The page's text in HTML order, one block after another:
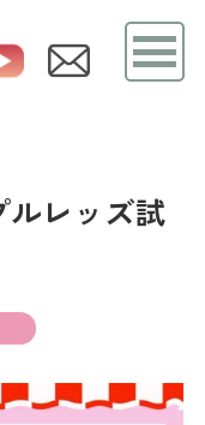
レッズ試